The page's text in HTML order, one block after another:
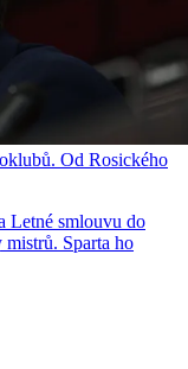
Od Rosického
Letné smlouvu do
Sparta ho